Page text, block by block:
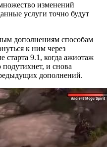
изменений
услуги точно будут
дополнениям способам
к ним через
старта 9.1, когда ажиотаж
и снова
дополнений.